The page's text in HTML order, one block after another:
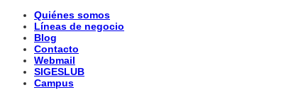
Quiénes somos
Líneas de negocio
Blog
Contacto
Webmail
SIGESLUB
Campus